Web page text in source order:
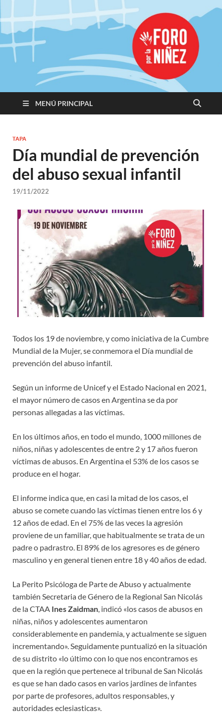
Promoviendo
Derechos,
Construimos
Igualdad
MENÚ PRINCIPAL
TAPA
Día mundial de prevención
del abuso sexual infantil
19/11/2022
Todos los 19 de noviembre, y como iniciativa de la Cumbre
Mundial de la Mujer, se conmemora el Día mundial de
prevención del abuso infantil.
Según un informe de Unicef y el Estado Nacional en 2021,
el mayor número de casos en Argentina se da por
personas allegadas a las víctimas.
En los últimos años, en todo el mundo, 1000 millones de
niños, niñas y adolescentes de entre 2 y 17 años fueron
víctimas de abusos. En Argentina el 53% de los casos se
produce en el hogar.
El informe indica que, en casi la mitad de los casos, el
abuso se comete cuando las víctimas tienen entre los 6 y
12 años de edad. En el 75% de las veces la agresión
proviene de un familiar, que habitualmente se trata de un
padre o padrastro. El 89% de los agresores es de género
masculino y en general tienen entre 18 y 40 años de edad.
La Perito Psicóloga de Parte de Abuso y actualmente
también Secretaria de Género de la Regional San Nicolás
de la CTAA Ines Zaidman, indicó «los casos de abusos en
niñas, niños y adolescentes aumentaron
considerablemente en pandemia, y actualmente se siguen
incrementando». Seguidamente puntualizó en la situación
de su distrito «lo último con lo que nos encontramos es
que en la región que pertenece al tribunal de San Nicolás
es que se han dado casos en varios jardines de infantes
por parte de profesores, adultos responsables, y
autoridades eclesiasticas».